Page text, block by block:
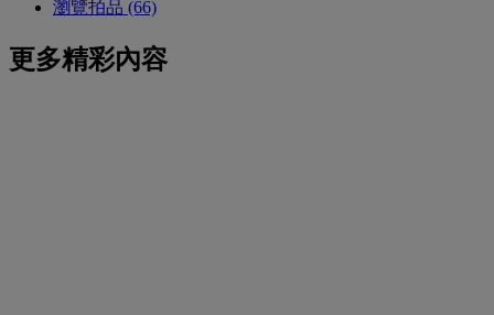
瀏覽拍品 (66)
更多精彩內容